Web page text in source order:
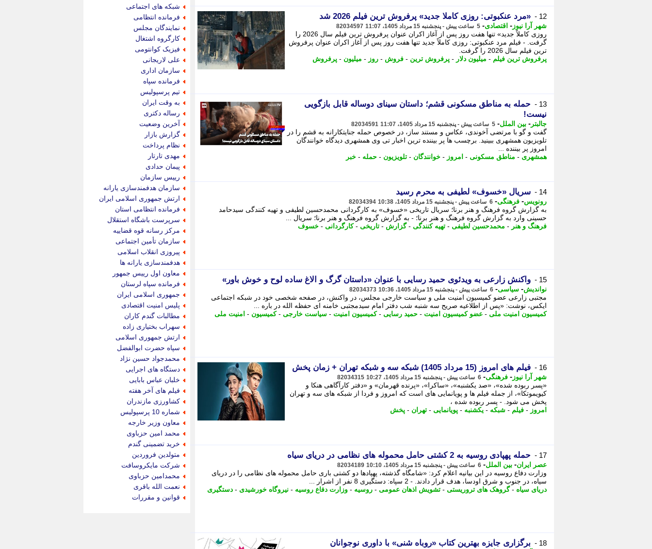
12 - «مرد عنکبوتی: روزی کاملا جدید» پرفروش ترین فیلم 2026 شد
شهر آرا نیوز - اقتصادی- 5 ساعت پیش - پنجشنبه 15 مرداد 1405، 11:07 82034597
روزی کاملاً جدید» تنها هفت روز پس از آغاز اکران عنوان پرفروش ترین فیلم سال 2026 را
گرفت. - فیلم مرد عنکبوتی: روزی کاملاً جدید تنها هفت روز پس از آغاز اکران عنوان پرفروش
ترین فیلم سال 2026 را گرفت.
پرفروش ترین فیلم - میلیون دلار - پرفروش ترین - فروش - روز - میلیون - پرفروش
13 -
حمله به مناطق مسکونی قشم؛ داستان سینای دوساله قابل بازگویی
نیست!
جالبتر - بین الملل- 5 ساعت پیش - پنجشنبه 15 مرداد 1405، 11:07 82034591
گفت و گو با مرتضی آخوندی، عکاس و مستند ساز، در خصوص حمله جنایتکارانه به قشم را در
تلویزیون همشهری ببینید. برچسب ها پر بیننده ترین اخبار تی وی همشهری دیدگاه خوانندگان
امروز پر بیننده ...
همشهری - مناطق مسکونی - امروز - خوانندگان - تلویزیون - حمله - خبر
14 - سریال «خسوف» لطیفی به محرم رسید
رونویس- فرهنگی- 6 ساعت پیش - پنجشنبه 15 مرداد 1405، 10:38 82034394
به گزارش گروه فرهنگ و هنر برنا؛ سریال تاریخی «خسوف» به کارگردانی محمدحسین لطیفی و تهیه کنندگی سیدحامد
حسینی وارد به گزارش گروه فرهنگ و هنر برنا؛ - به گزارش گروه فرهنگ و هنر برنا؛ سریال ...
فرهنگ و هنر - محمدحسین لطیفی - تهیه کنندگی -گزارش - تاریخی -کارگردانی - خسوف
15 - واکنش زارعی به ویدئوی حمید رسایی با عنوان «داستان گرگ و الاغ ساده لوح و خوش باور»
نواندیش- سیاسی- 6 ساعت پیش - پنجشنبه 15 مرداد 1405، 10:36 82034373
مجتبی زارعی عضو کمیسیون امنیت ملی و سیاست خارجی مجلس، در واکنش، در صفحه شخصی خود در شبکه اجتماعی
ایکس، نوشت: «پس از اطلاعیه صریح سه شنبه شب دفتر امام سیدمجتبی خامنه ای حفظه الله در باره ...
کمیسیون امنیت ملی - عضو کمیسیون امنیت - حمید رسایی -کمیسیون امنیت - سیاست خارجی -کمیسیون - امنیت ملی
16 - فیلم های امروز (15 مرداد 1405) شبکه سه و شبکه تهران + زمان پخش
شهر آرا نیوز - فرهنگی- 6 ساعت پیش - پنجشنبه 15 مرداد 1405، 10:27 82034315
«پسر ربوده شده»، «صد یکشنبه»، «ساکرا»، «پرنده قهرمان» و «دفتر کارآگاهی هنکا و
کیویموتکا»، از جمله فیلم ها و پویانمایی های است که امروز و فردا از شبکه های سه و تهران
پخش می شود. - پسر ربوده شده ،
امروز - فیلم - شبکه - یکشنبه - پویانمایی - تهران - پخش
17 - حمله پهپادی روسیه به 2 کشتی حامل محموله های نظامی در دریای سیاه
عصر ایران- بین الملل- 6 ساعت پیش - پنجشنبه 15 مرداد 1405، 10:10 82034189
وزارت دفاع روسیه در این بیانیه اعلام کرد: «شامگاه گذشته، پهپادها دو کشتی باری حامل محموله های نظامی را در دریای
سیاه، در جنوب و شرق اودسا، هدف قرار دادند. - 2 سپاه: دستگیری 8 نفر از اشرار ...
دریای سیاه -گروهک های تروریستی - تشویش اذهان عمومی - روسیه - وزارت دفاع روسیه - نیروگاه خورشیدی - دستگیری
18 - برگزاری جایزه بهترین کتاب «روباه شنی» با داوری نوجوانان
شبکه های اجتماعی
فرمانده انتظامی
نمایندگان مجلس
کارگروه اشتغال
فیزیک کوانتومی
علی لاریجانی
سازمان اداری
فرمانده سپاه
تیم پرسپولیس
به وقت ایران
رساله دکتری
آخرین وضعیت
گزارش بازار
نظام پرداخت
مهدی تارتار
پیمان حدادی
رییس سازمان
سازمان هدفمندسازی یارانه
ارتش جمهوری اسلامی ایران
فرمانده انتظامی استان
سرپرست باشگاه استقلال
مرکز رسانه قوه قضاییه
سازمان تأمین اجتماعی
پیروزی انقلاب اسلامی
هدفمندسازی یارانه ها
معاون اول رییس جمهور
فرمانده سپاه لرستان
جمهوری اسلامی ایران
پلیس امنیت اقتصادی
مطالبات گندم کاران
سهراب بختیاری زاده
ارتش جمهوری اسلامی
سپاه حضرت ابوالفضل
محمدجواد حسین نژاد
دستگاه های اجرایی
خلبان عباس بابایی
فیلم های آخر هفته
کشاورزی مازندران
شماره 10 پرسپولیس
معاون وزیر خارجه
محمد امین حزباوی
خرید تضمینی گندم
متولدین فروردین
شرکت مایکروسافت
محمدامین حزباوی
نعمت الله باقری
قوانین و مقررات